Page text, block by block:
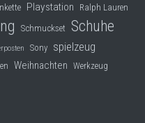
Playstation Ralph Lauren
Schmuckset Schuhe
Sony spielzeug
Weihnachten Werkzeug